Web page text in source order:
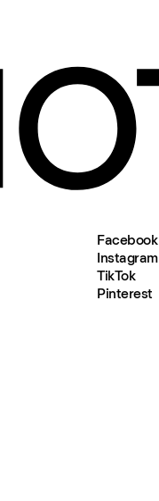
Facebook
Instagram
TikTok
Pinterest